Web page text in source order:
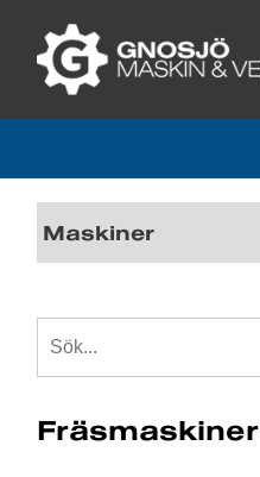
Maskiner
Fräsmaskiner